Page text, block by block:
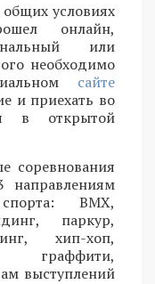
условиях
онлайн,
или
необходимо
сайте
и приехать во
в открытой
соревнования
направлениям
BMX,
паркур,
хип-хоп,
граффити,
выступлений